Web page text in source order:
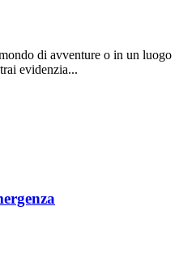
di avventure o in un luogo
evidenzia...